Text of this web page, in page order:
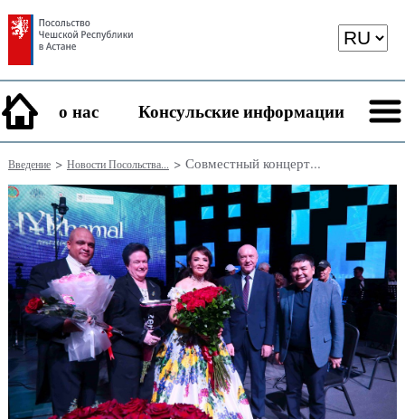
о нас Консульские информации
Введение> Новости Посольства... > Совместный концерт...